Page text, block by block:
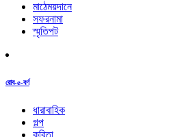
মাঠেময়দানে
সফরনামা
স্মৃতিপট
রোব-e-বর্ণ
ধারাবাহিক
গল্প